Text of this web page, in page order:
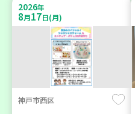
2026年
8月17日(月)
神戸市西区